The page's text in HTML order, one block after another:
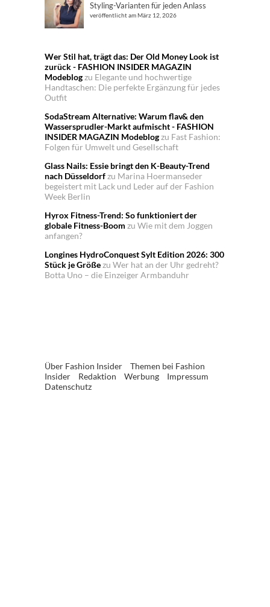
Styling-Varianten für jeden Anlass
veröffentlicht am März 12, 2026
Wer Stil hat, trägt das: Der Old Money Look ist
zurück - FASHION INSIDER MAGAZIN
Modeblogzu Elegante und hochwertige
Handtaschen: Die perfekte Ergänzung für jedes
Outfit
SodaStream Alternative: Warum flav& den
Wassersprudler-Markt aufmischt - FASHION
INSIDER MAGAZIN Modeblogzu Fast Fashion:
Folgen für Umwelt und Gesellschaft
Glass Nails: Essie bringt den K-Beauty-Trend
nach Düsseldorfzu Marina Hoermanseder
begeistert mit Lack und Leder auf der Fashion
Week Berlin
Hyrox Fitness-Trend: So funktioniert der
globale Fitness-Boom zu Wie mit dem Joggen
anfangen?
Longines HydroConquest Sylt Edition 2026: 300
Stück je Größezu Wer hat an der Uhr gedreht?
Botta Uno – die Einzeiger Armbanduhr
Über Fashion Insider
Themen bei Fashion
Insider
Redaktion Werbung
Impressum
Datenschutz